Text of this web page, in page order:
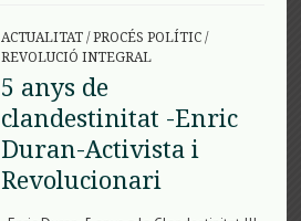
ACTUALITAT/PROCÉS POLÍTIC/
REVOLUCIÓ INTEGRAL
5 anys de
clandestinitat -Enric
Duran-Activista i
Revolucionari